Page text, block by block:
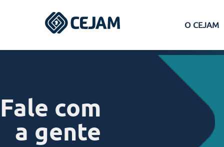
O CEJAM
Ferraz de Vasconcelos
Fale com
a gente